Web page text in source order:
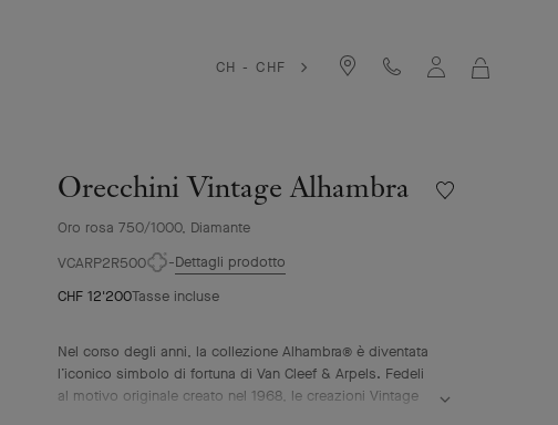
CH - CHF
Orecchini Vintage Alhambra
Oro rosa 750/1000, Diamante
Wishlist
VCARP2R500
Dettagli prodotto
CHF 12'200Tasse incluse
Nel corso degli anni, la collezione Alhambra® è diventata
l’iconico simbolo di fortuna di Van Cleef & Arpels. Fedeli
al motivo originale creato nel 1968, le creazioni Vintage